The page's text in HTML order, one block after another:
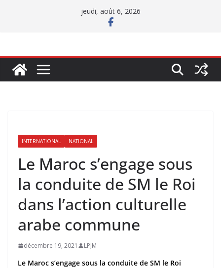
jeudi, août 6, 2026
INTERNATIONAL NATIONAL
Le Maroc s’engage sous
la conduite de SM le Roi
dans l’action culturelle
arabe commune
décembre 19, 2021 LPJM
Le Maroc s’engage sous la conduite de SM le Roi